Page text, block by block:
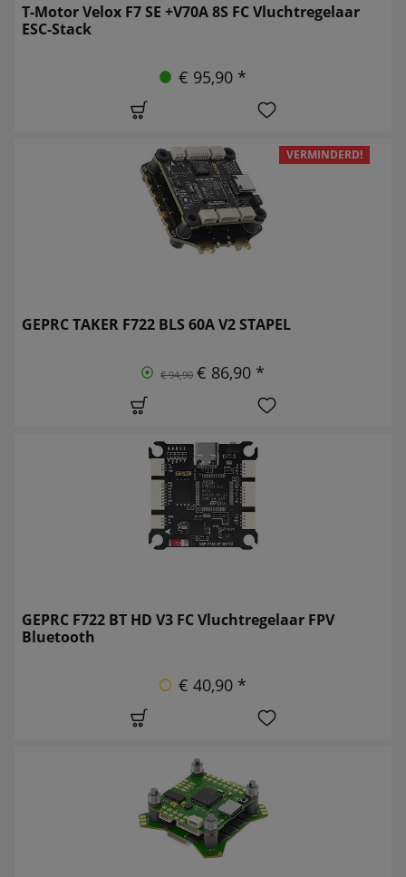
T-Motor Velox F7 SE +V70A 8S FC Vluchtregelaar
ESC-Stack
€ 95,90 *
VERMINDERD!
GEPRC TAKER F722 BLS 60A V2 STAPEL
€ 94,90 € 86,90 *
GEPRC F722 BT HD V3 FC Vluchtregelaar FPV
Bluetooth
€ 40,90 *